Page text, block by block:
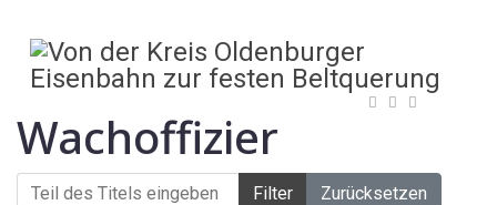
Wachoffizier
Teil des Titels eingeben
Filter Zurücksetzen